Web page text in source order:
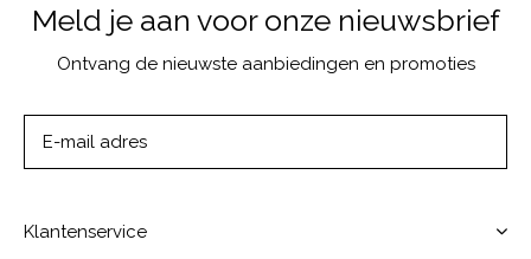
Meld je aan voor onze nieuwsbrief
Ontvang de nieuwste aanbiedingen en promoties
Klantenservice